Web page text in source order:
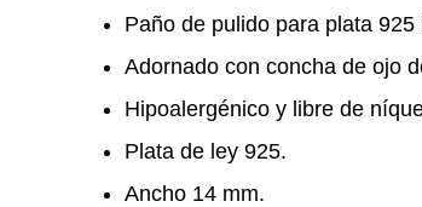
Paño de pulido para plata 925
Adornado con concha de ojo
Hipoalergénico y libre de
Plata de ley 925.
Ancho 14 mm.